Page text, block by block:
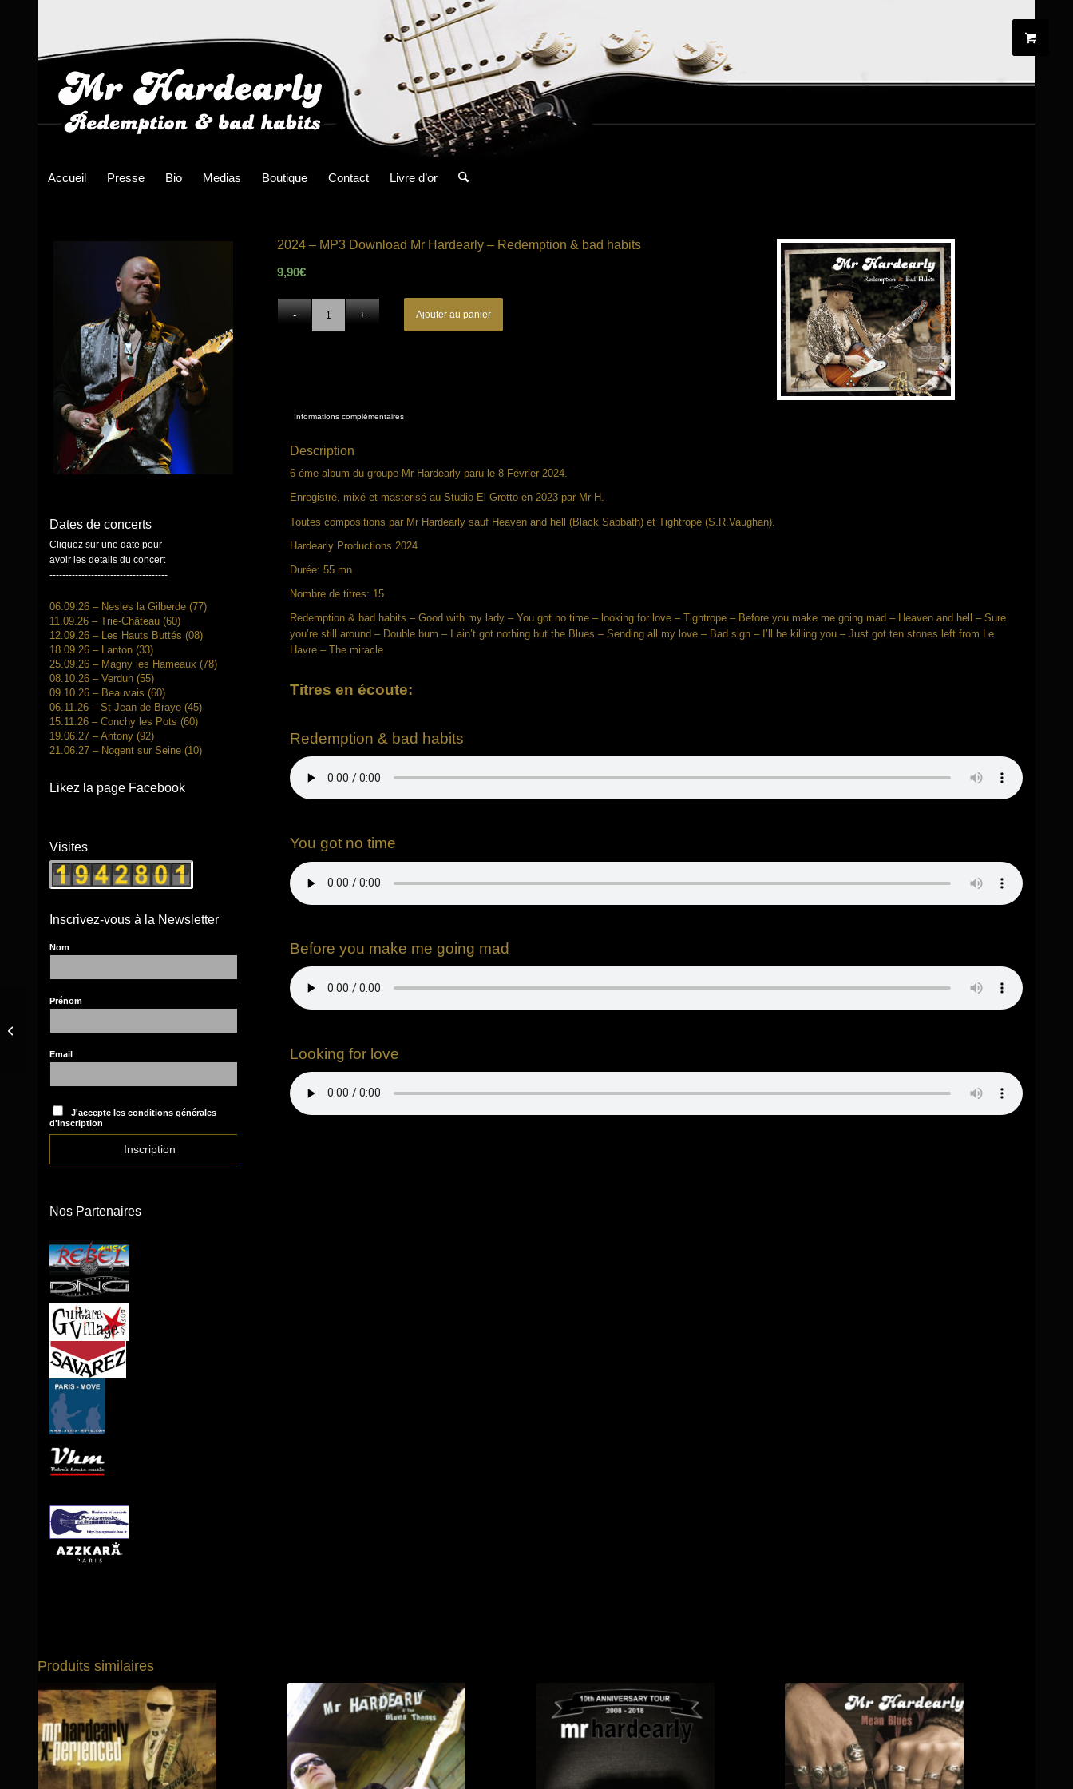
Accueil Presse Bio Medias Boutique Contact Livre d’or
Dates de concerts
Cliquez sur une date pour
avoir les details du concert
-------------------------------------
06.09.26 – Nesles la Gilberde (77)
11.09.26 – Trie-Château (60)
12.09.26 – Les Hauts Buttés (08)
18.09.26 – Lanton (33)
25.09.26 – Magny les Hameaux (78)
08.10.26 – Verdun (55)
09.10.26 – Beauvais (60)
06.11.26 – St Jean de Braye (45)
15.11.26 – Conchy les Pots (60)
19.06.27 – Antony (92)
21.06.27 – Nogent sur Seine (10)
Likez la page Facebook
Visites
Inscrivez-vous à la Newsletter
Nom
Prénom
Email
J'accepte les conditions générales
d'inscription
Nos Partenaires
2024 – MP3 Download Mr Hardearly – Redemption & bad habits
9,90€
Ajouter au panier
Informations complémentaires
Description
6 éme album du groupe Mr Hardearly paru le 8 Février 2024.
Enregistré, mixé et masterisé au Studio El Grotto en 2023 par Mr H.
Toutes compositions par Mr Hardearly sauf Heaven and hell (Black Sabbath) et Tightrope (S.R.Vaughan).
Hardearly Productions 2024
Durée: 55 mn
Nombre de titres: 15
Redemption & bad habits – Good with my lady – You got no time – looking for love – Tightrope – Before you make me going mad – Heaven and hell – Sure
you’re still around – Double bum – I ain’t got nothing but the Blues – Sending all my love – Bad sign – I’ll be killing you – Just got ten stones left from Le
Havre – The miracle
Titres en écoute:
Redemption & bad habits
You got no time
Before you make me going mad
Looking for love
Produits similaires
2024 – CD Mr Hardearly